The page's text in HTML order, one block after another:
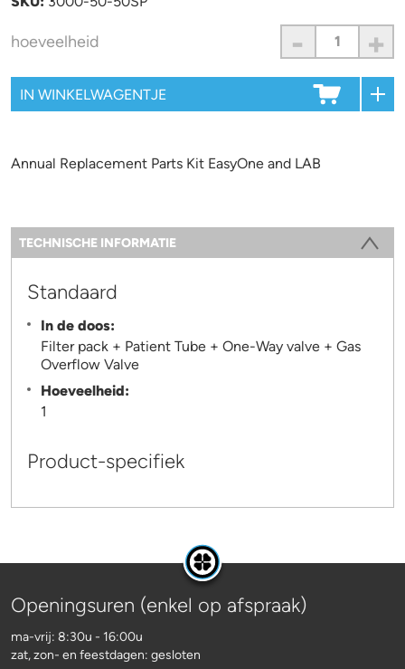
hoeveelheid - +
Annual Replacement Parts Kit EasyOne and LAB
Information
TECHNISCHE INFORMATIE
Standaard
In de doos:
Filter pack + Patient Tube + One-Way valve + Gas
Overflow Valve
Hoeveelheid:
1
Product-specifiek
Openingsuren (enkel op afspraak)
ma-vrij: 8:30u - 16:00u
zat, zon- en feestdagen: gesloten